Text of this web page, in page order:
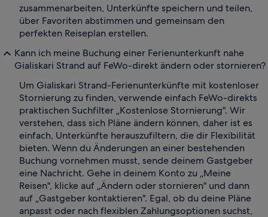
zusammenarbeiten, Unterkünfte speichern und teilen,
über Favoriten abstimmen und gemeinsam den
perfekten Reiseplan erstellen.
Kann ich meine Buchung einer Ferienunterkunft nahe
Gialiskari Strand auf FeWo-direkt ändern oder stornieren?
Um Gialiskari Strand-Ferienunterkünfte mit kostenloser
Stornierung zu finden, verwende einfach FeWo-direkts
praktischen Suchfilter „Kostenlose Stornierung". Wir
verstehen, dass sich Pläne ändern können, daher ist es
einfach, Unterkünfte herauszufiltern, die dir Flexibilität
bieten. Wenn du Änderungen an einer bestehenden
Buchung vornehmen musst, sende deinem Gastgeber
eine Nachricht. Gehe in deinem Konto zu „Meine
Reisen", klicke auf „Ändern oder stornieren" und dann
auf „Gastgeber kontaktieren". Egal, ob du deine Pläne
anpasst oder nach flexiblen Zahlungsoptionen suchst,